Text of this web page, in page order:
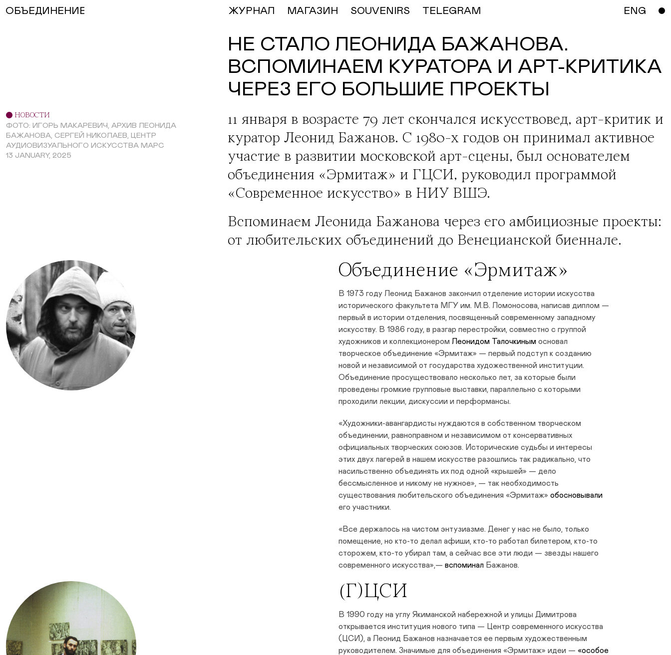
ОБЪЕДИНЕНИЕ ЖУРНАЛ МАГАЗИН SOUVENIRS TELEGRAM ENG
НЕ СТАЛО ЛЕОНИДА БАЖАНОВА.
ВСПОМИНАЕМ КУРАТОРА И АРТ-КРИТИКА
ЧЕРЕЗ ЕГО БОЛЬШИЕ ПРОЕКТЫ
НОВОСТИ
ФОТО: ИГОРЬ МАКАРЕВИЧ, АРХИВ ЛЕОНИДА
БАЖАНОВА, СЕРГЕЙ НИКОЛАЕВ, ЦЕНТР
АУДИОВИЗУАЛЬНОГО ИСКУССТВА МАРС
13 JANUARY, 2025
11 января в возрасте 79 лет скончался искусствовед, арт-критик и
куратор Леонид Бажанов. С 1980-х годов он принимал активное
участие в развитии московской арт-сцены, был основателем
объединения «Эрмитаж» и ГЦСИ, руководил программой
«Современное искусство» в НИУ ВШЭ.
Вспоминаем Леонида Бажанова через его амбициозные проекты:
от любительских объединений до Венецианской биеннале.
Объединение «Эрмитаж»
В 1973 году Леонид Бажанов закончил отделение истории искусства
исторического факультета МГУ им. М.В. Ломоносова, написав диплом —
первый в истории отделения, посвященный современному западному
искусству. В 1986 году, в разгар перестройки, совместно с группой
художников и коллекционером Леонидом Талочкинымосновал
творческое объединение «Эрмитаж» — первый подступ к созданию
новой и независимой от государства художественной институции.
Объединение просуществовало несколько лет, за которые были
проведены громкие групповые выставки, параллельно с которыми
проходили лекции, дискуссии и перформансы.
«Художники-авангардисты нуждаются в собственном творческом
объединении, равноправном и независимом от консервативных
официальных творческих союзов. Исторические судьбы и интересы
этих двух лагерей в нашем искусстве разошлись так радикально, что
насильственно объединять их под одной «крышей» — дело
бессмысленное и никому не нужное», — так необходимость
существования любительского объединения «Эрмитаж» обосновывали
его участники.
«Все держалось на чистом энтузиазме. Денег у нас не было, только
помещение, но кто-то делал афиши, кто-то работал билетером, кто-то
сторожем, кто-то убирал там, а сейчас все эти люди — звезды нашего
современного искусства»,— вспоминалБажанов.
(Г)ЦСИ
В 1990 году на углу Якиманской набережной и улицы Димитрова
открывается институция нового типа — Центр современного искусства
(ЦСИ), а Леонид Бажанов назначается ее первым художественным
руководителем. Значимые для объединения «Эрмитаж» идеи — «особое